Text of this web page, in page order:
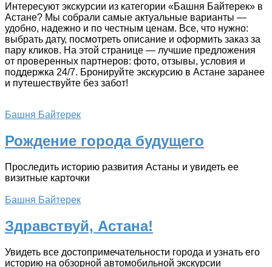
Интересуют экскурсии из категории «Башня Байтерек» в
Астане? Мы собрали самые актуальные варианты —
удобно, надежно и по честным ценам. Все, что нужно:
выбрать дату, посмотреть описание и оформить заказ за
пару кликов. На этой странице — лучшие предложения
от проверенных партнеров: фото, отзывы, условия и
поддержка 24/7. Бронируйте экскурсию в Астане заранее
и путешествуйте без забот!
Башня Байтерек
Рождение города будущего
Проследить историю развития Астаны и увидеть ее
визитные карточки
Башня Байтерек
Здравствуй, Астана!
Увидеть все достопримечательности города и узнать его
историю на обзорной автомобильной экскурсии